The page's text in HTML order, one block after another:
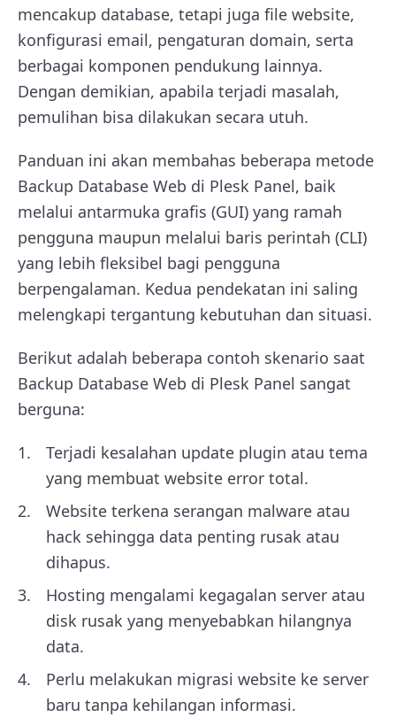
mencakup database, tetapi juga file website,
konfigurasi email, pengaturan domain, serta
berbagai komponen pendukung lainnya.
Dengan demikian, apabila terjadi masalah,
pemulihan bisa dilakukan secara utuh.
Panduan ini akan membahas beberapa metode
Backup Database Web di Plesk Panel, baik
melalui antarmuka grafis (GUI) yang ramah
pengguna maupun melalui baris perintah (CLI)
yang lebih fleksibel bagi pengguna
berpengalaman. Kedua pendekatan ini saling
melengkapi tergantung kebutuhan dan situasi.
Berikut adalah beberapa contoh skenario saat
Backup Database Web di Plesk Panel sangat
berguna:
Terjadi kesalahan update plugin atau tema
yang membuat website error total.
Website terkena serangan malware atau
hack sehingga data penting rusak atau
dihapus.
Hosting mengalami kegagalan server atau
disk rusak yang menyebabkan hilangnya
data.
Perlu melakukan migrasi website ke server
baru tanpa kehilangan informasi.